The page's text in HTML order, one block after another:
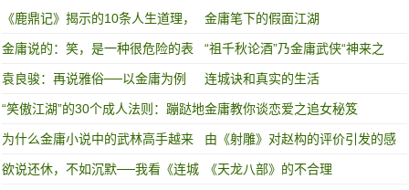
《鹿鼎记》揭示的10条人生道理，
条条值得N刷
金庸笔下的假面江湖
​金庸说的：笑，是一种很危险的表
情
“祖千秋论酒”乃金庸武侠“神来之
笔”，每每读之，令人沉醉！
袁良骏：再说雅俗──以金庸为例 连城诀和真实的生活
“笑傲江湖”的30个成人法则：蹦跶地
欢的，死的都快！
金庸教你谈恋爱之追女秘笈
为什么金庸小说中的武林高手越来
越弱
由《射雕》对赵构的评价引发的感
慨
欲说还休，不如沉默──我看《连城
《天龙八部》的不合理